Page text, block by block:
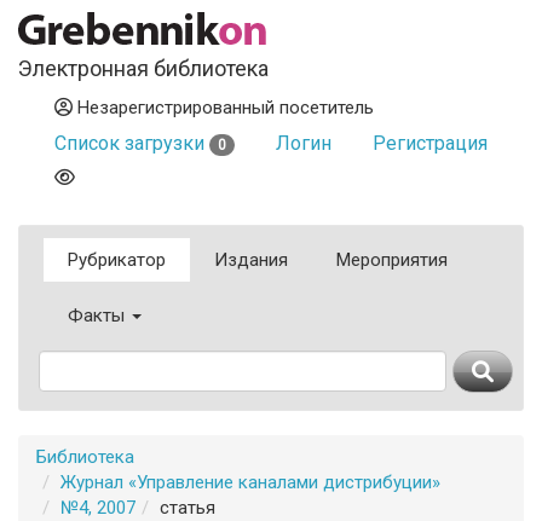
Электронная библиотека
Незарегистрированный посетитель
Список загрузки 0 Логин Регистрация
Рубрикатор Издания Мероприятия
Факты
Библиотека
Журнал «Управление каналами дистрибуции»
№4, 2007
статья